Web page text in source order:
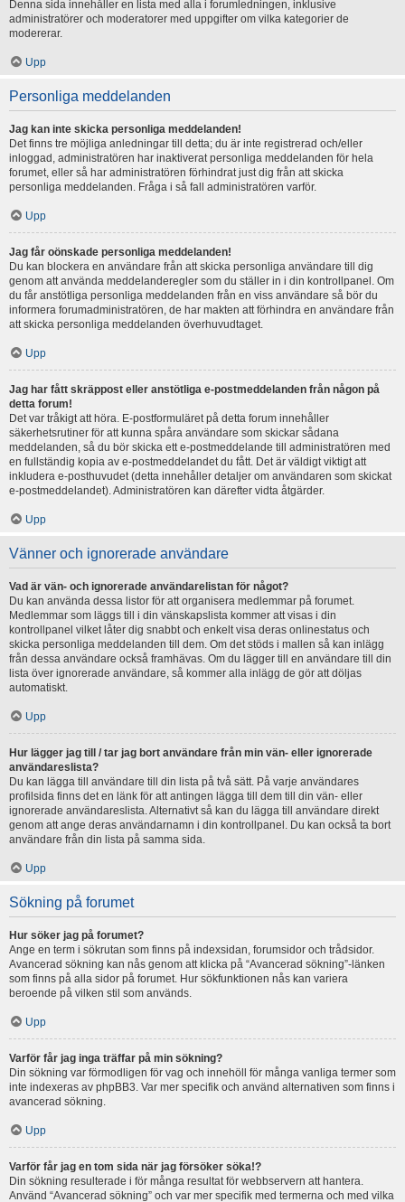
Denna sida innehåller en lista med alla i forumledningen, inklusive
administratörer och moderatorer med uppgifter om vilka kategorier de
modererar.
Upp
Personliga meddelanden
Jag kan inte skicka personliga meddelanden!
Det finns tre möjliga anledningar till detta; du är inte registrerad och/eller
inloggad, administratören har inaktiverat personliga meddelanden för hela
forumet, eller så har administratören förhindrat just dig från att skicka
personliga meddelanden. Fråga i så fall administratören varför.
Upp
Jag får oönskade personliga meddelanden!
Du kan blockera en användare från att skicka personliga användare till dig
genom att använda meddelanderegler som du ställer in i din kontrollpanel. Om
du får anstötliga personliga meddelanden från en viss användare så bör du
informera forumadministratören, de har makten att förhindra en användare från
att skicka personliga meddelanden överhuvudtaget.
Upp
Jag har fått skräppost eller anstötliga e-postmeddelanden från någon på
detta forum!
Det var tråkigt att höra. E-postformuläret på detta forum innehåller
säkerhetsrutiner för att kunna spåra användare som skickar sådana
meddelanden, så du bör skicka ett e-postmeddelande till administratören med
en fullständig kopia av e-postmeddelandet du fått. Det är väldigt viktigt att
inkludera e-posthuvudet (detta innehåller detaljer om användaren som skickat
e-postmeddelandet). Administratören kan därefter vidta åtgärder.
Upp
Vänner och ignorerade användare
Vad är vän- och ignorerade användarelistan för något?
Du kan använda dessa listor för att organisera medlemmar på forumet.
Medlemmar som läggs till i din vänskapslista kommer att visas i din
kontrollpanel vilket låter dig snabbt och enkelt visa deras onlinestatus och
skicka personliga meddelanden till dem. Om det stöds i mallen så kan inlägg
från dessa användare också framhävas. Om du lägger till en användare till din
lista över ignorerade användare, så kommer alla inlägg de gör att döljas
automatiskt.
Upp
Hur lägger jag till / tar jag bort användare från min vän- eller ignorerade
användareslista?
Du kan lägga till användare till din lista på två sätt. På varje användares
profilsida finns det en länk för att antingen lägga till dem till din vän- eller
ignorerade användareslista. Alternativt så kan du lägga till användare direkt
genom att ange deras användarnamn i din kontrollpanel. Du kan också ta bort
användare från din lista på samma sida.
Upp
Sökning på forumet
Hur söker jag på forumet?
Ange en term i sökrutan som finns på indexsidan, forumsidor och trådsidor.
Avancerad sökning kan nås genom att klicka på “Avancerad sökning”-länken
som finns på alla sidor på forumet. Hur sökfunktionen nås kan variera
beroende på vilken stil som används.
Upp
Varför får jag inga träffar på min sökning?
Din sökning var förmodligen för vag och innehöll för många vanliga termer som
inte indexeras av phpBB3. Var mer specifik och använd alternativen som finns i
avancerad sökning.
Upp
Varför får jag en tom sida när jag försöker söka!?
Din sökning resulterade i för många resultat för webbservern att hantera.
Använd “Avancerad sökning” och var mer specifik med termerna och med vilka